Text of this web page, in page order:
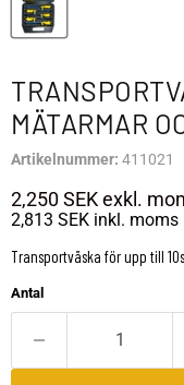
MÄTARMAR
Artikelnummer: 411021
2,250 SEKexkl.
2,813 SEK inkl. moms
Transportväska för upp till
Antal